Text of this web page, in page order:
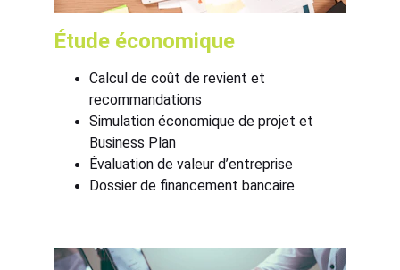
Étude économique
Calcul de coût de revient et
recommandations
Simulation économique de projet et
Business Plan
Évaluation de valeur d’entreprise
Dossier de financement bancaire